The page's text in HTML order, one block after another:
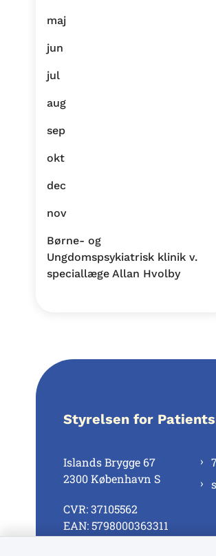
maj
jun
jul
aug
sep
okt
dec
nov
Børne- og
Ungdomspsykiatrisk klinik v.
speciallæge Allan Hvolby
Styrelsen for
Islands Brygge 67
2300 København S
CVR: 37105562
EAN: 5798000363311